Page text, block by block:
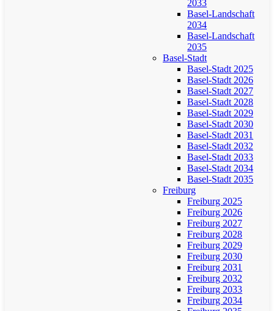
2033
Basel-Landschaft
2034
Basel-Landschaft
2035
Basel-Stadt
Basel-Stadt 2025
Basel-Stadt 2026
Basel-Stadt 2027
Basel-Stadt 2028
Basel-Stadt 2029
Basel-Stadt 2030
Basel-Stadt 2031
Basel-Stadt 2032
Basel-Stadt 2033
Basel-Stadt 2034
Basel-Stadt 2035
Freiburg
Freiburg 2025
Freiburg 2026
Freiburg 2027
Freiburg 2028
Freiburg 2029
Freiburg 2030
Freiburg 2031
Freiburg 2032
Freiburg 2033
Freiburg 2034